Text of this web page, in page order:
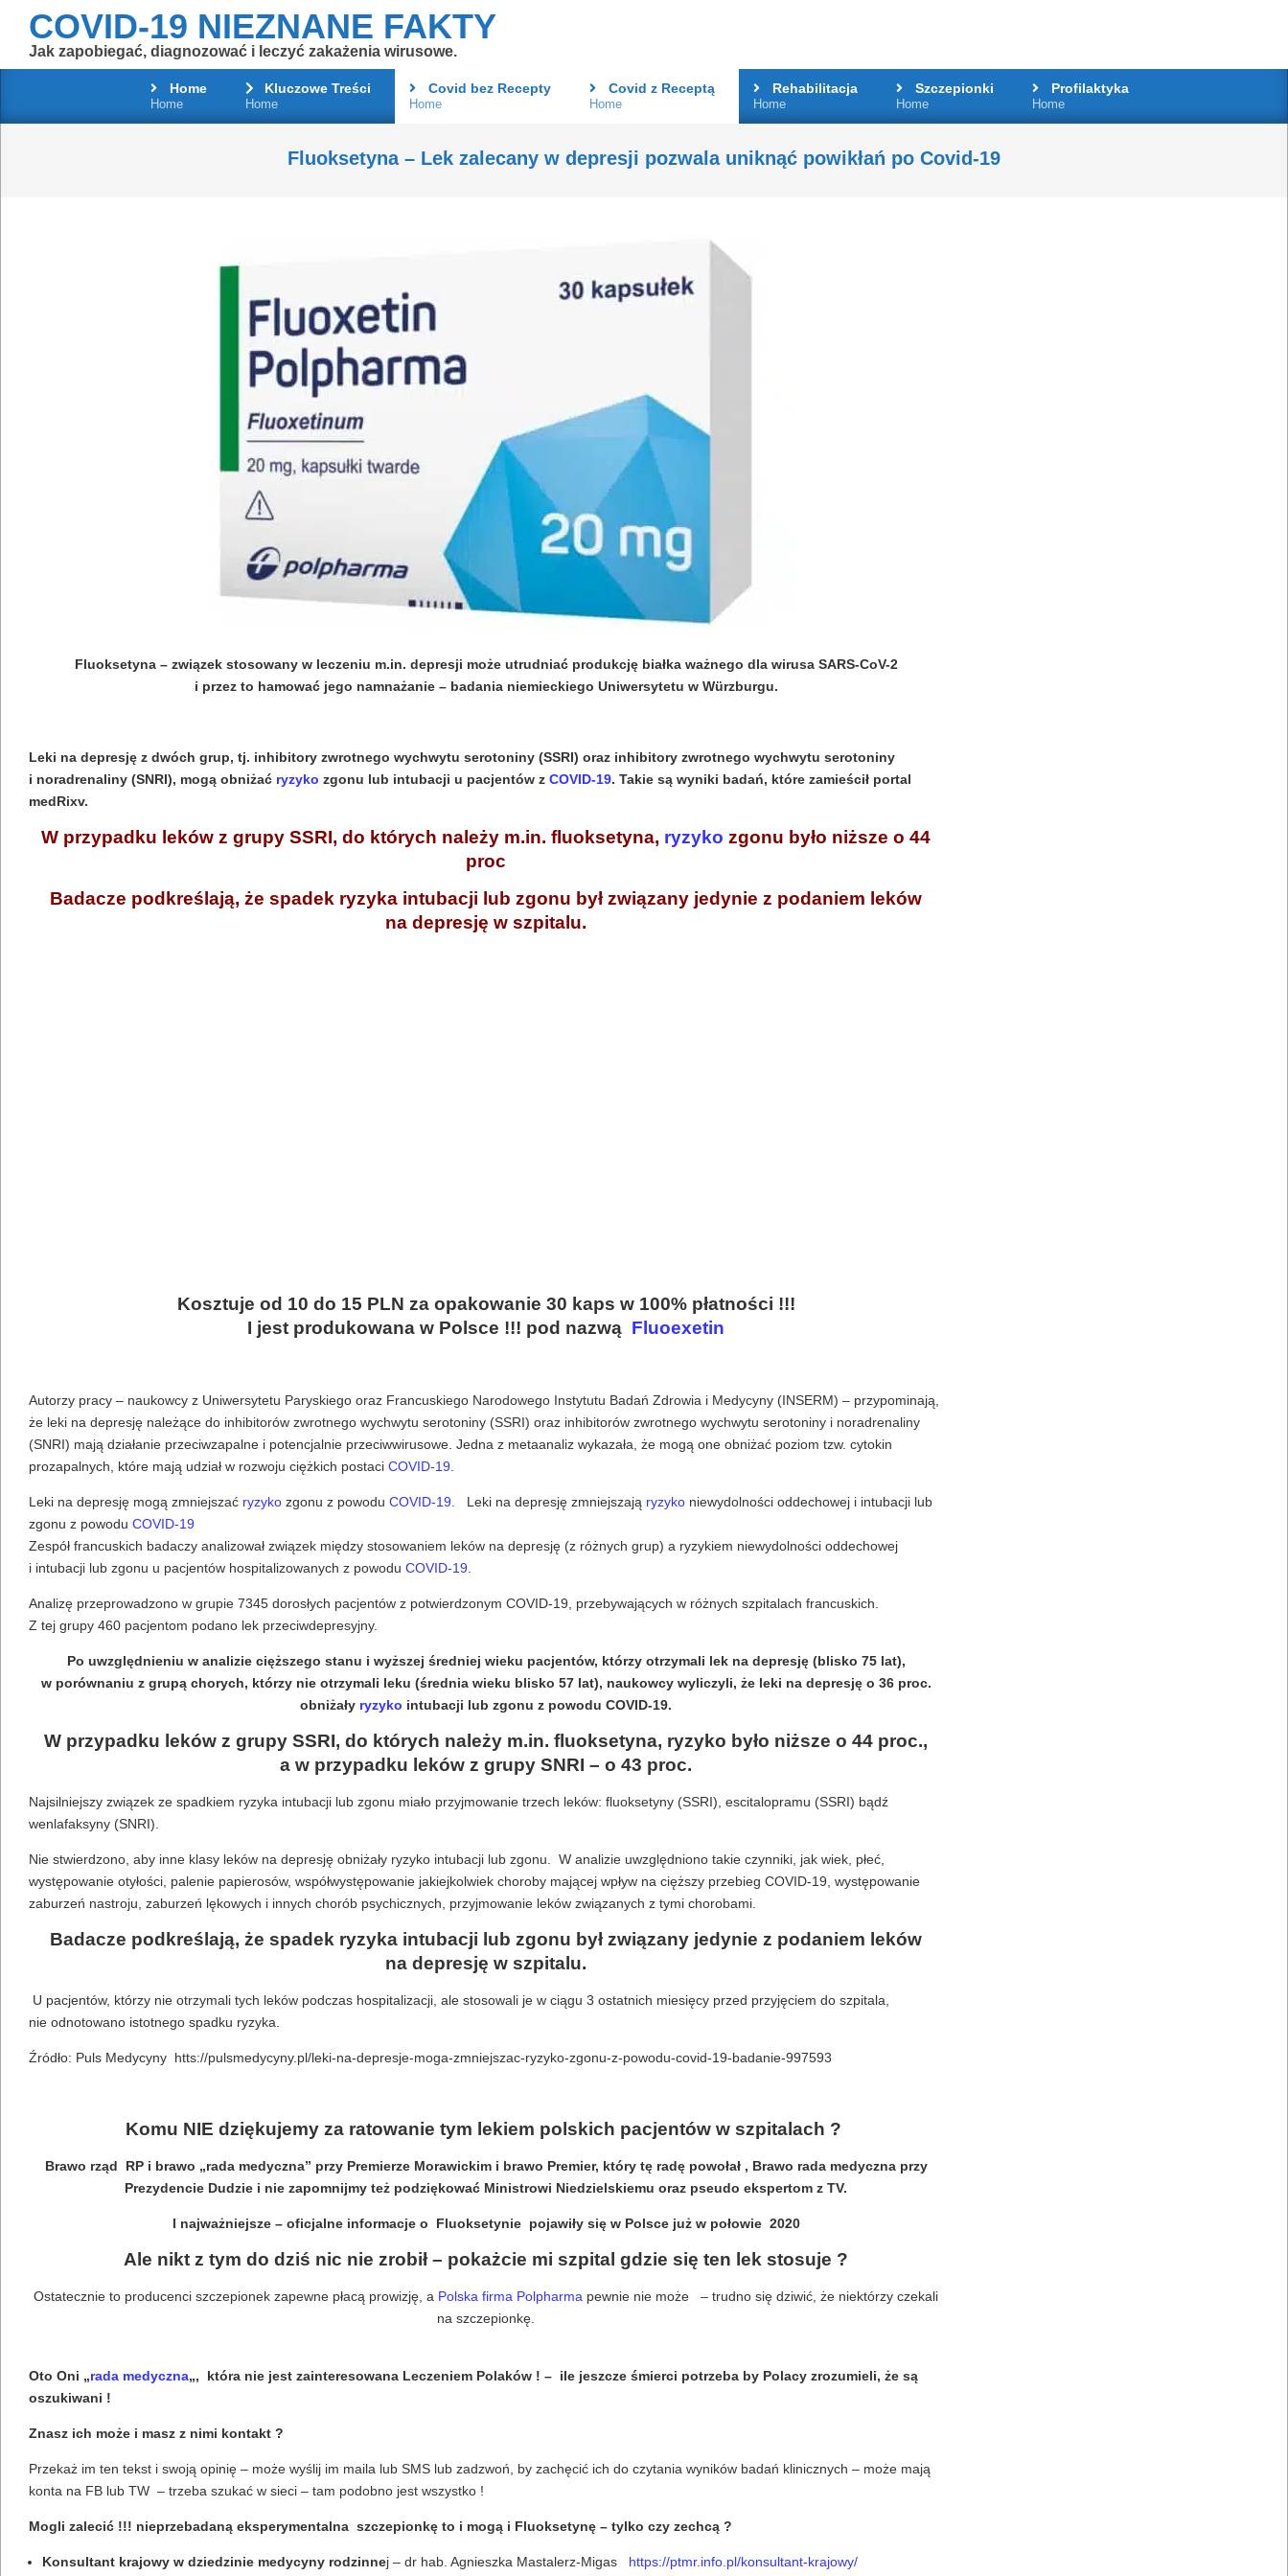
content
COVID-19 NIEZNANE FAKTY
Jak zapobiegać, diagnozować i leczyć zakażenia wirusowe.
Home
Home
Kluczowe Treści
Home
Covid bez Recepty
Home
Covid z Receptą
Home
Rehabilitacja
Home
Szczepionki
Home
Profilaktyka
Home
Fluoksetyna – Lek zalecany w depresji pozwala uniknąć powikłań po Covid-19
Fluoksetyna – związek stosowany w leczeniu m.in. depresji może utrudniać produkcję białka ważnego dla wirusa SARS-CoV-2
i przez to hamować jego namnażanie – badania niemieckiego Uniwersytetu w Würzburgu.
Leki na depresję z dwóch grup, tj. inhibitory zwrotnego wychwytu serotoniny (SSRI) oraz inhibitory zwrotnego wychwytu serotoniny
i noradrenaliny (SNRI), mogą obniżać ryzyko zgonu lub intubacji u pacjentów z COVID-19. Takie są wyniki badań, które zamieścił portal
medRixv.
W przypadku leków z grupy SSRI, do których należy m.in. fluoksetyna, ryzyko zgonu było niższe o 44
proc
Badacze podkreślają, że spadek ryzyka intubacji lub zgonu był związany jedynie z podaniem leków
na depresję w szpitalu.
Kosztuje od 10 do 15 PLN za opakowanie 30 kaps w 100% płatności !!!
I jest produkowana w Polsce !!! pod nazwą Fluoexetin
Autorzy pracy – naukowcy z Uniwersytetu Paryskiego oraz Francuskiego Narodowego Instytutu Badań Zdrowia i Medycyny (INSERM) – przypominają,
że leki na depresję należące do inhibitorów zwrotnego wychwytu serotoniny (SSRI) oraz inhibitorów zwrotnego wychwytu serotoniny i noradrenaliny
(SNRI) mają działanie przeciwzapalne i potencjalnie przeciwwirusowe. Jedna z metaanaliz wykazała, że mogą one obniżać poziom tzw. cytokin
prozapalnych, które mają udział w rozwoju ciężkich postaci COVID-19
Leki na depresję mogą zmniejszać ryzyko zgonu z powodu COVID-19 . Leki na depresję zmniejszają ryzyko niewydolności oddechowej i intubacji lub
zgonu z powodu COVID-19
Zespół francuskich badaczy analizował związek między stosowaniem leków na depresję (z różnych grup) a ryzykiem niewydolności oddechowej
i intubacji lub zgonu u pacjentów hospitalizowanych z powodu COVID-19
Analizę przeprowadzono w grupie 7345 dorosłych pacjentów z potwierdzonym COVID-19, przebywających w różnych szpitalach francuskich.
Z tej grupy 460 pacjentom podano lek przeciwdepresyjny.
Po uwzględnieniu w analizie cięższego stanu i wyższej średniej wieku pacjentów, którzy otrzymali lek na depresję (blisko 75 lat),
w porównaniu z grupą chorych, którzy nie otrzymali leku (średnia wieku blisko 57 lat), naukowcy wyliczyli, że leki na depresję o 36 proc.
obniżały ryzyko intubacji lub zgonu z powodu COVID-19.
W przypadku leków z grupy SSRI, do których należy m.in. fluoksetyna, ryzyko było niższe o 44 proc.,
a w przypadku leków z grupy SNRI – o 43 proc.
Najsilniejszy związek ze spadkiem ryzyka intubacji lub zgonu miało przyjmowanie trzech leków: fluoksetyny (SSRI), escitalopramu (SSRI) bądź
wenlafaksyny (SNRI).
Nie stwierdzono, aby inne klasy leków na depresję obniżały ryzyko intubacji lub zgonu. W analizie uwzględniono takie czynniki, jak wiek, płeć,
występowanie otyłości, palenie papierosów, współwystępowanie jakiejkolwiek choroby mającej wpływ na cięższy przebieg COVID-19, występowanie
zaburzeń nastroju, zaburzeń lękowych i innych chorób psychicznych, przyjmowanie leków związanych z tymi chorobami.
Badacze podkreślają, że spadek ryzyka intubacji lub zgonu był związany jedynie z podaniem leków
na depresję w szpitalu.
U pacjentów, którzy nie otrzymali tych leków podczas hospitalizacji, ale stosowali je w ciągu 3 ostatnich miesięcy przed przyjęciem do szpitala,
nie odnotowano istotnego spadku ryzyka.
Źródło: Puls Medycyny htts://pulsmedycyny.pl/leki-na-depresje-moga-zmniejszac-ryzyko-zgonu-z-powodu-covid-19-badanie-997593
Komu NIE dziękujemy za ratowanie tym lekiem polskich pacjentów w szpitalach ?
Brawo rząd RP i brawo „rada medyczna” przy Premierze Morawickim i brawo Premier, który tę radę powołał , Brawo rada medyczna przy
Prezydencie Dudzie i nie zapomnijmy też podziękować Ministrowi Niedzielskiemu oraz pseudo ekspertom z TV.
I najważniejsze – oficjalne informacje o Fluoksetynie pojawiły się w Polsce już w połowie 2020
Ale nikt z tym do dziś nic nie zrobił – pokażcie mi szpital gdzie się ten lek stosuje ?
Ostatecznie to producenci szczepionek zapewne płacą prowizję, a Polska firma Polpharma pewnie nie może – trudno się dziwić, że niektórzy czekali
na szczepionkę.
Oto Oni „rada medyczna„, która nie jest zainteresowana Leczeniem Polaków ! – ile jeszcze śmierci potrzeba by Polacy zrozumieli, że są
oszukiwani !
Znasz ich może i masz z nimi kontakt ?
Przekaż im ten tekst i swoją opinię – może wyślij im maila lub SMS lub zadzwoń, by zachęcić ich do czytania wyników badań klinicznych – może mają
konta na FB lub TW – trzeba szukać w sieci – tam podobno jest wszystko !
Mogli zalecić !!! nieprzebadaną eksperymentalna szczepionkę to i mogą i Fluoksetynę – tylko czy zechcą ?
Konsultant krajowy w dziedzinie medycyny rodzinnej – dr hab. Agnieszka Mastalerz-Migas
https://ptmr.info.pl/konsultant-krajowy/